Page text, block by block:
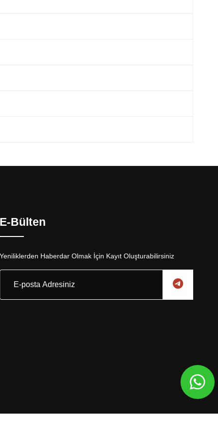
E-Bülten
Yeniliklerden Haberdar Olmak İçin Kayıt Oluşturabilirsiniz